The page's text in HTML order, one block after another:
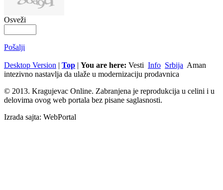
Osveži
Pošalji
Desktop Version | Top | You are here: Vesti Info Srbija Aman
intezivno nastavlja da ulaže u modernizaciju prodavnica
© 2013. Kragujevac Online. Zabranjena je reprodukcija u celini i u
delovima ovog web portala bez pisane saglasnosti.
Izrada sajta: WebPortal